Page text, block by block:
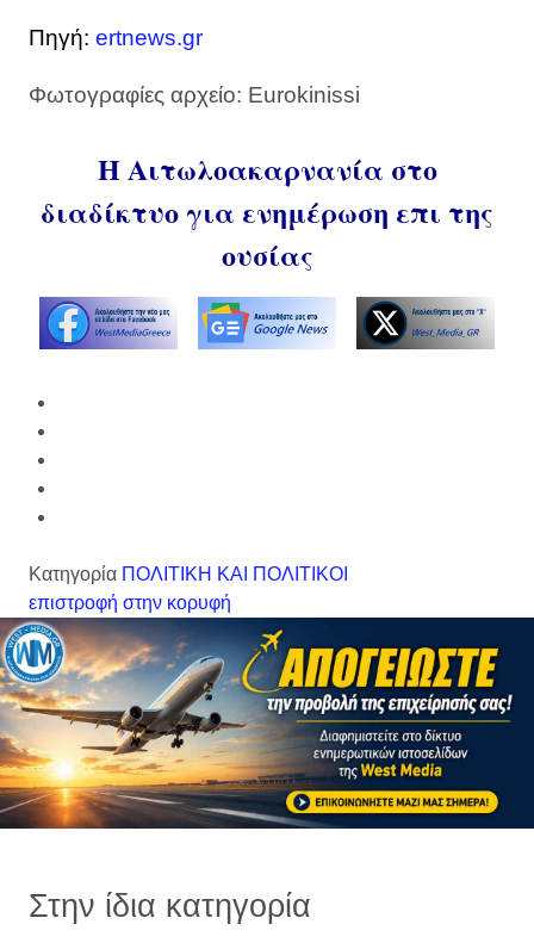
Πηγή: ertnews.gr
Φωτογραφίες αρχείο: Eurokinissi
Η Αιτωλοακαρνανία στο
διαδίκτυο για ενημέρωση επι της
ουσίας
Κατηγορία ΠΟΛΙΤΙΚΗ ΚΑΙ ΠΟΛΙΤΙΚΟΙ
επιστροφή στην κορυφή
Στην ίδια κατηγορία